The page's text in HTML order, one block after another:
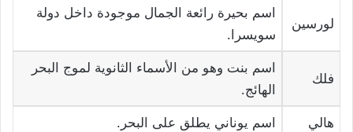
لورسين
اسم بحيرة رائعة الجمال موجودة داخل دولة
سويسرا.
فلك
اسم بنت وهو من الأسماء الثانوية لموج البحر
الهائج.
هالي اسم يوناني يطلق على البحر.